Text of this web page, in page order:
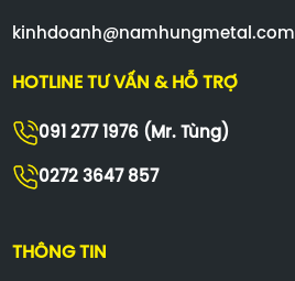
kinhdoanh@namhungmetal.com
HOTLINE TƯ VẤN & HỖ TRỢ
091 277 1976 (Mr. Tùng)
0272 3647 857
THÔNG TIN